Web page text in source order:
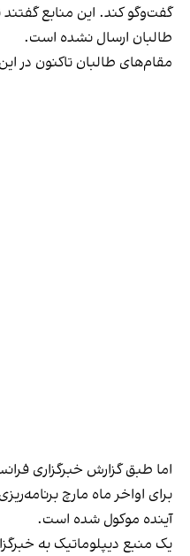
گفت‌وگو کند. این منابع
طالبان ارسال نشده است.
مقام‌های طالبان تاکنون در
اما طبق گزارش خبرگزاری
برای اواخر ماه مارچ
آینده موکول شده است.
یک منبع دیپلوماتیک به